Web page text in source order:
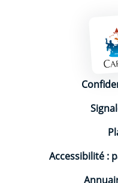
Accessibilité :